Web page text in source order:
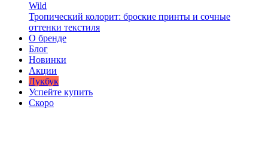
Wild
Тропический колорит: броские принты и сочные
оттенки текстиля
О бренде
Блог
Новинки
Акции
Лукбук
Успейте купить
Скоро